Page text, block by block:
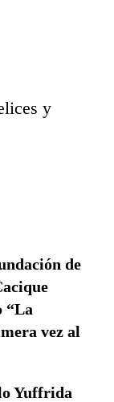
y
de
“La
vez al
Yuffrida